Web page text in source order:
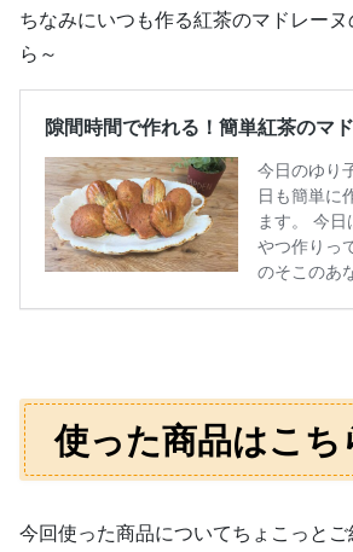
ちなみにいつも作る紅茶のマドレー
ら～
使った商品はこち
今回使った商品についてちょこっとご